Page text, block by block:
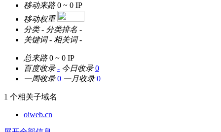
移动来路 0 ~ 0 IP
移动权重
分类 - 分类排名 -
关键词 - 相关词 -
总来路 0 ~ 0 IP
百度收录 - 今日收录 0
一周收录 0 一月收录 0
1 个相关子域名
oiweb.cn